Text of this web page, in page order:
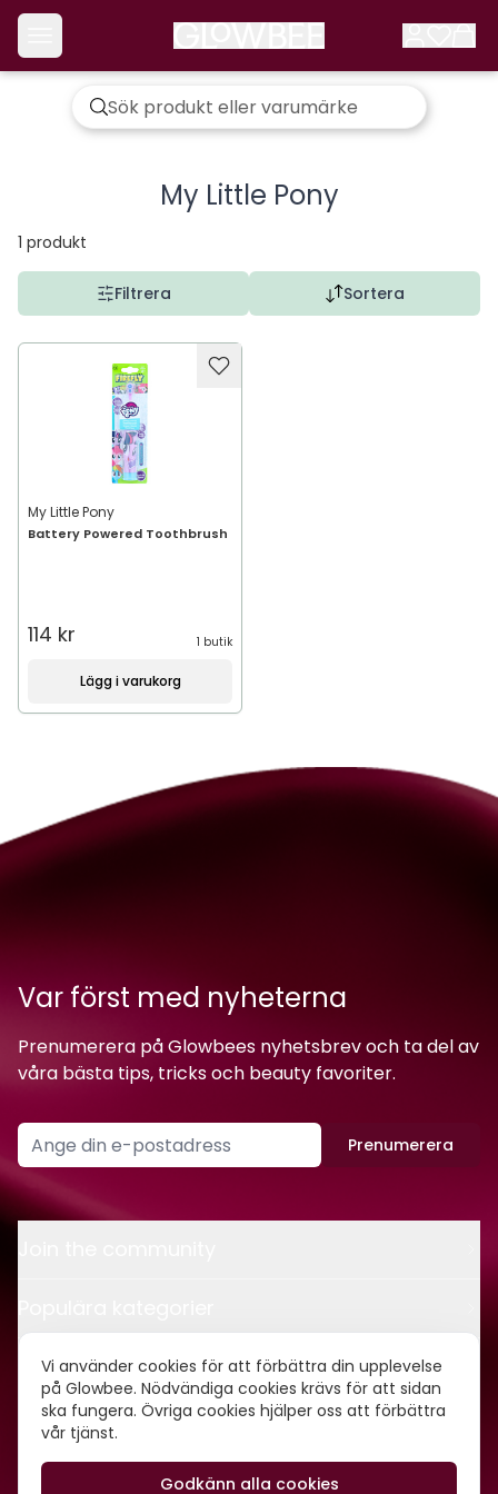
Vi använder cookies för att förbättra din upplevelse
på Glowbee. Nödvändiga cookies krävs för att sidan
ska fungera. Övriga cookies hjälper oss att förbättra
vår tjänst.
Godkänn alla cookies
My Little Pony
1 produkt
Filtrera Sortera
My Little Pony
Battery Powered Toothbrush
114 kr 1 butik
Lägg i varukorg
Var först med nyheterna
Prenumerera på Glowbees nyhetsbrev och ta del av
våra bästa tips, tricks och beauty favoriter.
Prenumerera
Kontakt
Om oss